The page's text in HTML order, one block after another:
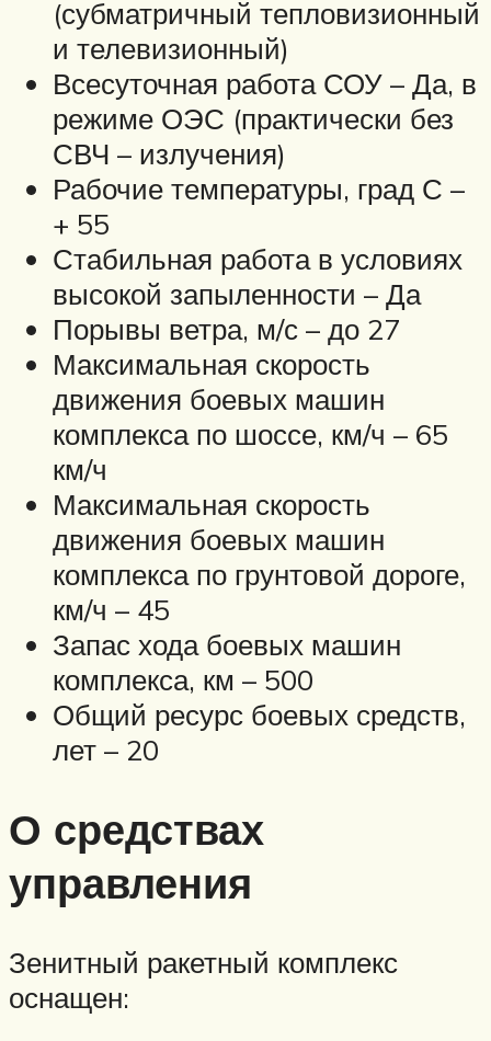
(субматричный тепловизионный
и телевизионный)
Всесуточная работа СОУ – Да, в
режиме ОЭС (практически без
СВЧ – излучения)
Рабочие температуры, град С –
+ 55
Стабильная работа в условиях
высокой запыленности – Да
Порывы ветра, м/с – до 27
Максимальная скорость
движения боевых машин
комплекса по шоссе, км/ч – 65
км/ч
Максимальная скорость
движения боевых машин
комплекса по грунтовой дороге,
км/ч – 45
Запас хода боевых машин
комплекса, км – 500
Общий ресурс боевых средств,
лет – 20
О средствах
управления
Зенитный ракетный комплекс
оснащен: